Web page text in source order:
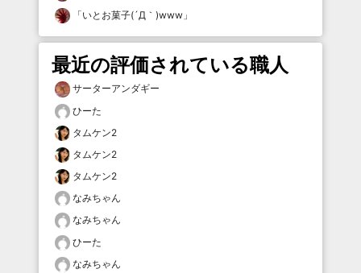
「いとお菓子(´Д｀)www 」
最近の評価されている職人
サーターアンダギー
ひーた
タムケン2
タムケン2
タムケン2
なみちゃん
なみちゃん
ひーた
なみちゃん